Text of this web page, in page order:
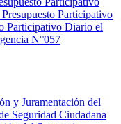
Participativo
Participativo Diario el
N°057
y Juramentación del
Seguridad Ciudadana